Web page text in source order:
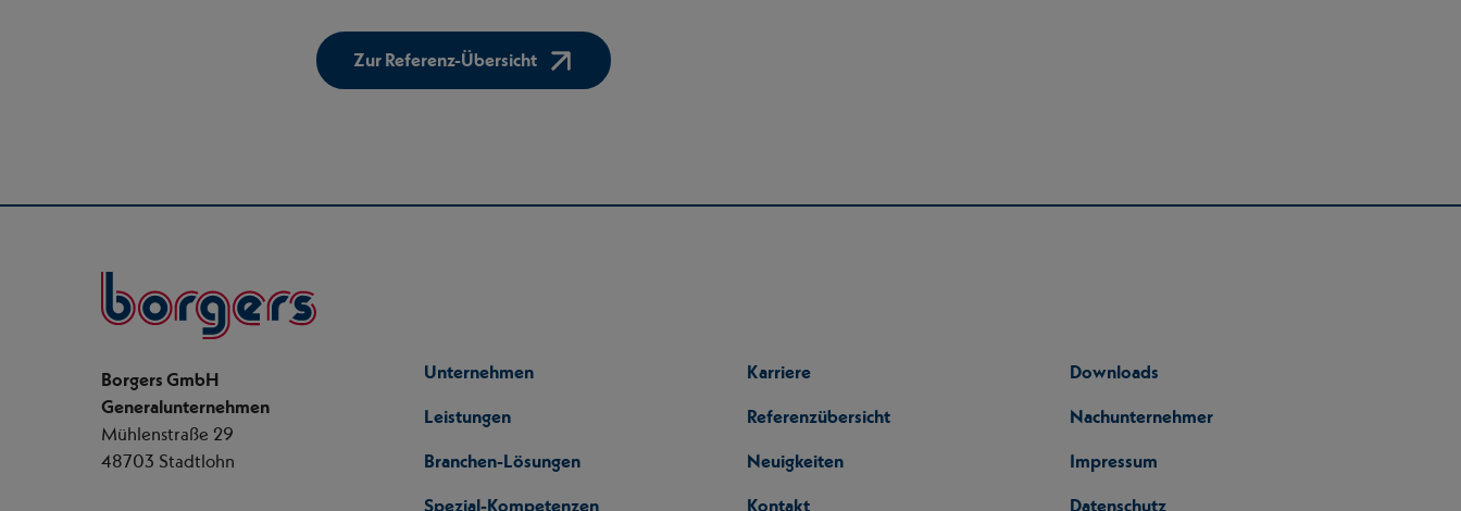
Zur Referenz-Übersicht
Borgers GmbH
Generalunternehmen
Mühlenstraße 29
48703 Stadtlohn
Unternehmen
Leistungen
Branchen-Lösungen
Spezial-Kompetenzen
Karriere
Referenzübersicht
Neuigkeiten
Kontakt
Downloads
Nachunternehmer
Impressum
Datenschutz